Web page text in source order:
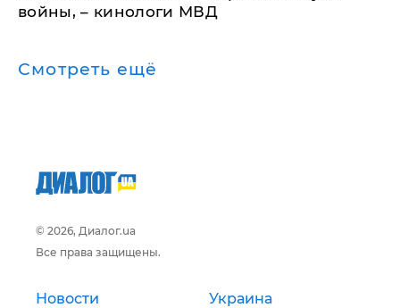
войны, – кинологи МВД
Смотреть ещё
© 2026, Диалог.ua
Все права защищены.
Новости Украина